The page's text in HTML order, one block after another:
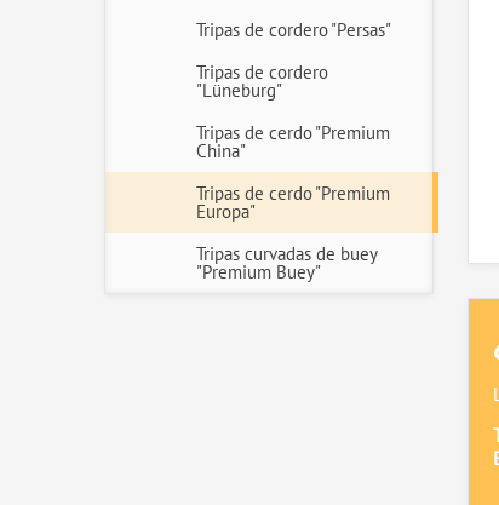
Tripas de cordero "Persas"
Tripas de cordero
"Lüneburg"
Tripas de cerdo "Premium
China"
Tripas de cerdo "Premium
Europa"
Tripas curvadas de buey
"Premium Buey"